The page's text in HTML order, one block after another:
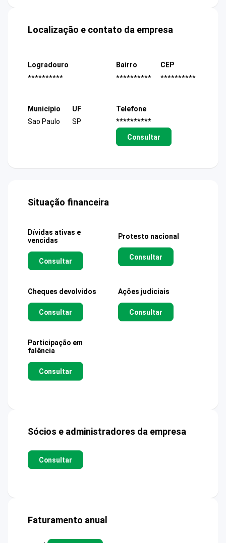
Localização e contato da empresa
Logradouro
**********
Bairro
**********
CEP
**********
Município
Sao Paulo
UF
SP
Telefone
**********
Consultar
Situação financeira
Dívidas ativas e
vencidas
Consultar
Protesto nacional
Consultar
Cheques devolvidos
Consultar
Ações judiciais
Consultar
Participação em
falência
Consultar
Sócios e administradores da empresa
Consultar
Faturamento anual